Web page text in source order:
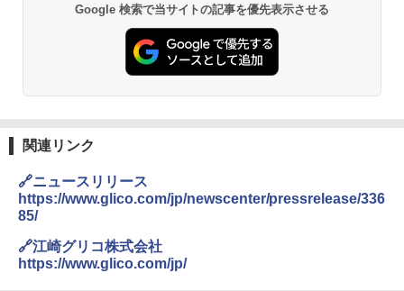
[山善] スチームオーブンレンジ 25L 一人
暮らし 二人暮らし フラットテーブル ス
チーム調理 自動メニュー19種搭載 角皿
付き ブラック MRK-F250TSV(B)
￥19,990
ーム調理 フラットテーブル トースト機
能 自動メニュー33種 簡単お手入れ ブラ
￥26,800
Google 検索で当サイトの記事を優先表示させる
関連リンク
🔗ニュースリリース
https://www.glico.com/jp/newscenter/pressrelease/336
85/
🔗江崎グリコ株式会社
https://www.glico.com/jp/